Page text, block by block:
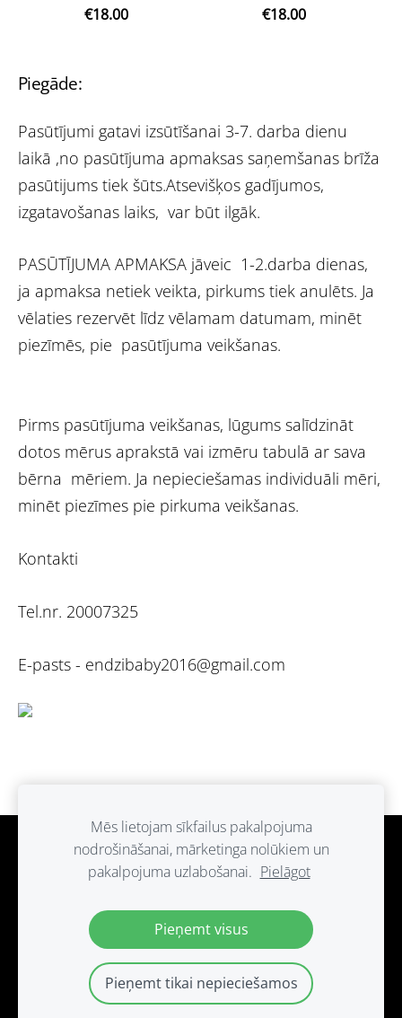
Piegāde:
Pasūtījumi gatavi izsūtīšanai 3-7. darba dienu
laikā ,no pasūtījuma apmaksas saņemšanas brīža
pasūtijums tiek šūts.Atsevišķos gadījumos,
izgatavošanas laiks, var būt ilgāk.
PASŪTĪJUMA APMAKSA jāveic 1-2.darba dienas,
ja apmaksa netiek veikta, pirkums tiek anulēts. Ja
vēlaties rezervēt līdz vēlamam datumam, minēt
piezīmēs, pie pasūtījuma veikšanas.
Pirms pasūtījuma veikšanas, lūgums salīdzināt
dotos mērus aprakstā vai izmēru tabulā ar sava
bērna mēriem. Ja nepieciešamas individuāli mēri,
minēt piezīmes pie pirkuma veikšanas.
Kontakti
Tel.nr. 20007325
E-pasts - endzibaby2016@gmail.com
€18.00
€18.00
Sīkdatnes
Paldies ka atbalsti ražots Latvijā.
Mēs lietojam sīkfailus pakalpojuma
nodrošināšanai, mārketinga nolūkiem un
pakalpojuma uzlabošanai. Pielāgot
Pieņemt visus
Pieņemt tikai nepieciešamos